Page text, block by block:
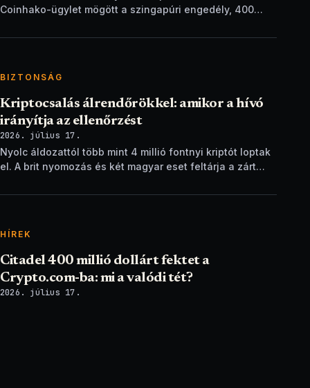
Coinhako-ügylet mögött a szingapúri engedély, 400
BIZTONSÁG
Kriptocsalás álrendőrökkel: amikor a hívó
irányítja az ellenőrzést
2026. július 17.
Nyolc áldozattól több mint 4 millió fontnyi kriptót loptak
el. A brit nyomozás és két magyar eset feltárja a zárt
HÍREK
Citadel 400 millió dollárt fektet a
Crypto.com-ba: mi a valódi tét?
2026. július 17.